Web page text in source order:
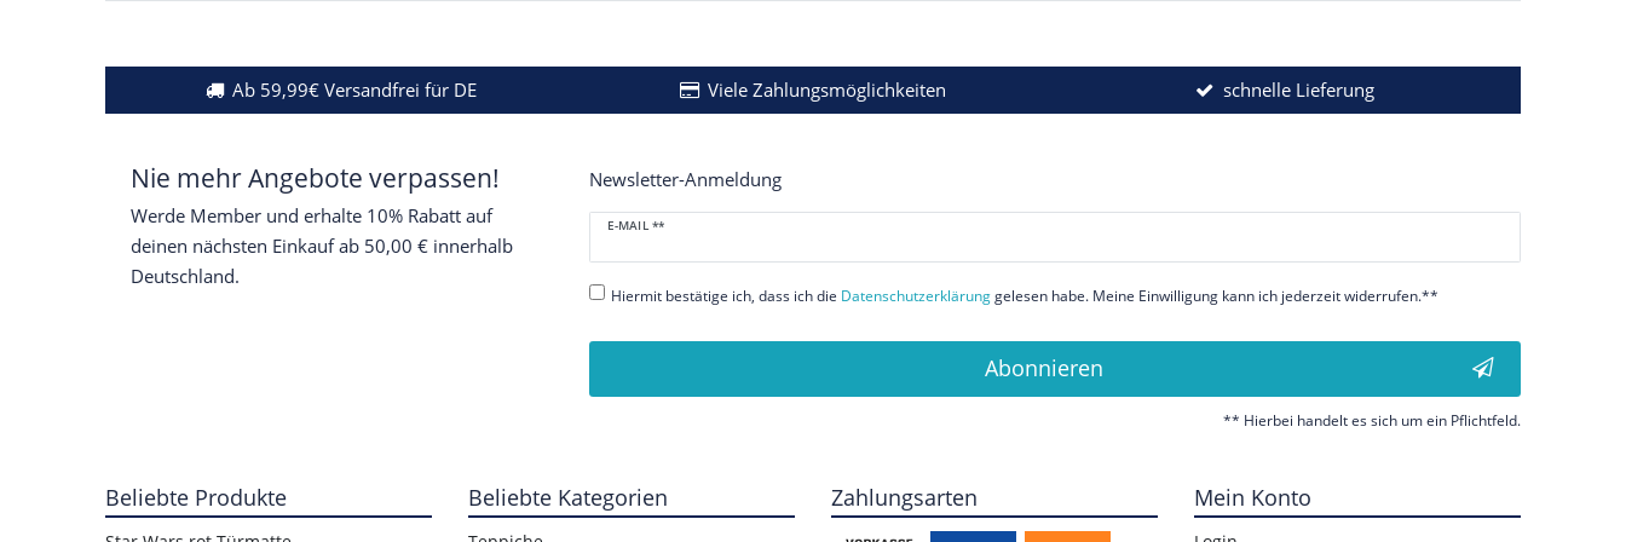
Ab 59,99€ Versandfrei für DE Viele Zahlungsmöglichkeiten schnelle Lieferung
Nie mehr Angebote verpassen!
Werde Member und erhalte 10% Rabatt auf
deinen nächsten Einkauf ab 50,00 € innerhalb
Deutschland.
Newsletter-Anmeldung
E-MAIL **
Newsletter
Honig
Hiermit bestätige ich, dass ich die Daten­schutz­erklärunggelesen habe. Meine Einwilligung kann ich jederzeit widerrufen.**
Abonnieren
** Hierbei handelt es sich um ein Pflichtfeld.
Beliebte Produkte Beliebte Kategorien Zahlungsarten Mein Konto